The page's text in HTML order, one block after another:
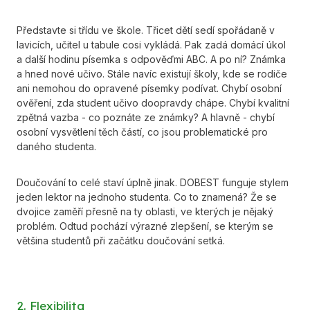
Představte si třídu ve škole. Třicet dětí sedí spořádaně v
lavicích, učitel u tabule cosi vykládá. Pak zadá domácí úkol
a další hodinu písemka s odpověďmi ABC. A po ní? Známka
a hned nové učivo. Stále navíc existují školy, kde se rodiče
ani nemohou do opravené písemky podívat. Chybí osobní
ověření, zda student učivo doopravdy chápe. Chybí kvalitní
zpětná vazba - co poznáte ze známky? A hlavně - chybí
osobní vysvětlení těch částí, co jsou problematické pro
daného studenta.
Doučování to celé staví úplně jinak. DOBEST funguje stylem
jeden lektor na jednoho studenta. Co to znamená? Že se
dvojice zaměří přesně na ty oblasti, ve kterých je nějaký
problém. Odtud pochází výrazné zlepšení, se kterým se
většina studentů při začátku doučování setká.
2. Flexibilita